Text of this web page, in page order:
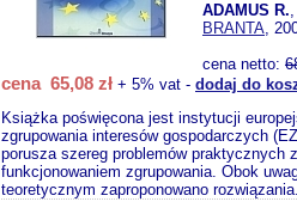
ADAMUS R.
BRANTA,
cena netto:
cena 65,08 zł + 5% vat - dodaj do
Książka poświęcona jest instytucji
zgrupowania interesów gospodarczych
porusza szereg problemów praktycznych
funkcjonowaniem zgrupowania. Obok
teoretycznym zaproponowano